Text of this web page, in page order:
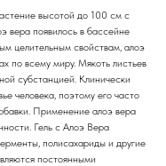
высотой до 100 см с
вера появилось в бассейне
целительным свойствам, алоэ
по всему миру. Мякоть листьев
субстанцией. Клинически
человека, поэтому его часто
Применение алоэ вера
Гель с Алоэ Вера
полисахариды и другие
постоянными